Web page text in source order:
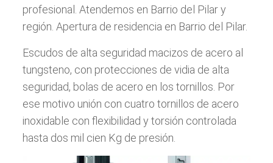
profesional. Atendemos en Barrio del Pilar y
región. Apertura de residencia en Barrio del Pilar.
Escudos de alta seguridad macizos de acero al
tungsteno, con protecciones de vidia de alta
seguridad, bolas de acero en los tornillos. Por
ese motivo unión con cuatro tornillos de acero
inoxidable con flexibilidad y torsión controlada
hasta dos mil cien Kg de presión.